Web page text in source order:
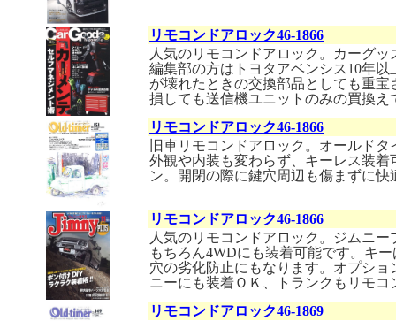
リモコンドアロック46-1866
人気のリモコンドアロック。カーグ
編集部の方はトヨタアベンシス10年
が壊れたときの交換部品としても重
損しても送信機ユニットのみの買換え
リモコンドアロック46-1866
旧車リモコンドアロック。オールド
外観や内装も変わらず、キーレス装
ン。開閉の際に鍵穴周辺も傷まずに快
リモコンドアロック46-1866
人気のリモコンドアロック。ジムニ
もちろん4WDにも装着可能です。キ
穴の劣化防止にもなります。オプシ
ニーにも装着ＯＫ、トランクもリモ
リモコンドアロック46-1869